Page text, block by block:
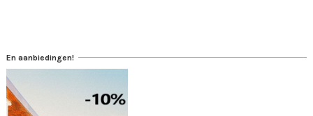
En aanbiedingen!